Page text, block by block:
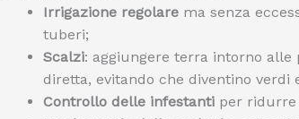
Irrigazione regolare ma senza
tuberi;
Scalzi: aggiungere terra intorno
diretta, evitando che diventino verdi
Controllo delle infestanti per ridurre